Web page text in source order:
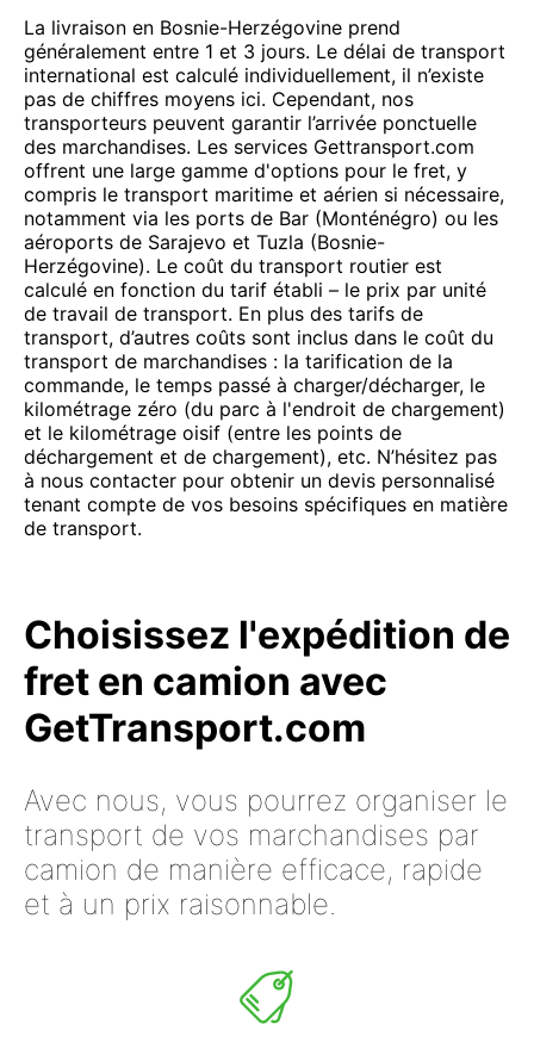
La livraison en Bosnie-Herzégovine prend
généralement entre 1 et 3 jours. Le délai de transport
international est calculé individuellement, il n’existe
pas de chiffres moyens ici. Cependant, nos
transporteurs peuvent garantir l’arrivée ponctuelle
des marchandises. Les services Gettransport.com
offrent une large gamme d'options pour le fret, y
compris le transport maritime et aérien si nécessaire,
notamment via les ports de Bar (Monténégro) ou les
aéroports de Sarajevo et Tuzla (Bosnie-
Herzégovine). Le coût du transport routier est
calculé en fonction du tarif établi – le prix par unité
de travail de transport. En plus des tarifs de
transport, d’autres coûts sont inclus dans le coût du
transport de marchandises : la tarification de la
commande, le temps passé à charger/décharger, le
kilométrage zéro (du parc à l'endroit de chargement)
et le kilométrage oisif (entre les points de
déchargement et de chargement), etc. N’hésitez pas
à nous contacter pour obtenir un devis personnalisé
tenant compte de vos besoins spécifiques en matière
de transport.
Choisissez l'expédition de
fret en camion avec
GetTransport.com
Avec nous, vous pourrez organiser le
transport de vos marchandises par
camion de manière efficace, rapide
et à un prix raisonnable.